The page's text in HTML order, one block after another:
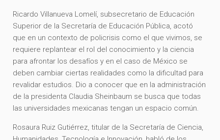
Ricardo Villanueva Lomelí, subsecretario de Educación
Superior de la Secretaría de Educación Pública, acotó
que en un contexto de policrisis como el que vivimos, se
requiere replantear el rol del conocimiento y la ciencia
para afrontar los desafíos y en el caso de México se
deben cambiar ciertas realidades como la dificultad para
revalidar estudios. Dio a conocer que en la administración
de la presidenta Claudia Sheinbaum se busca que todas
las universidades mexicanas tengan un espacio común.
Rosaura Ruiz Gutiérrez, titular de la Secretaría de Ciencia,